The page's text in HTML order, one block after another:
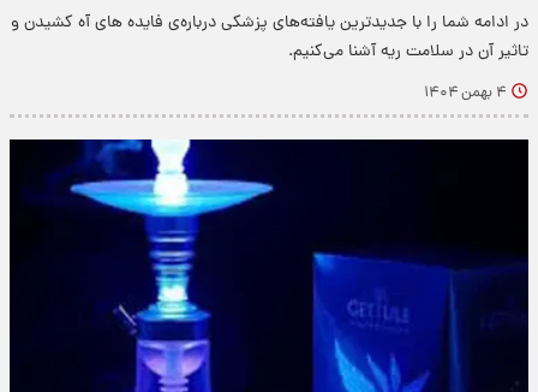
در ادامه شما را با جدیدترین یافته‌های پزشکی درباره‌ی فایده های آه کشیدن و
تاثیر آن در سلامت ریه آشنا می‌کنیم.
۴ بهمن ۱۴۰۴